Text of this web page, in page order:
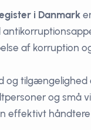
i Danmark
af korruption
og tilgængelighed
og små
effektivt